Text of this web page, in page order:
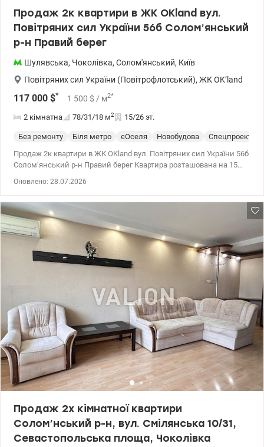
Продаж 2к квартири в ЖК OKland вул.
Повітряних сил України 56б Солом’янський
р-н Правий берег
Шулявська, Чоколівка, Солом'янський, Київ
Повітряних сил України (Повітрофлотський), ЖК OK’land
117 000 $* 1 500 $ / м2*
2 кімнатна 78/31/18 м2 15/26 эт.
Без ремонту Біля метро єОселя Новобудова Спецпроект
Продаж 2к квартири в ЖК OKland вул. Повітряних сил України 56б
Солом’янський р-н Правий берег Квартира розташована на 15
каркасний будинок введений в експлуатацію в 2022 році.
Будинок з автономним опаленням, підземним паркінгом з
ліфтом на 750 місць. Поблизу кілька супермаркетів : Billa , Сільпо,
Novus та АТБ. Дошкільний центр поруч з будинком: дитячий
садок з яслами №146 та дитячий садок «Слов'яночка» — 8
хвилин пішки. Також поряд спорт зали, магазини. Ціна 117 000
у.о. Комісія агенства 5% Віктор 0935705384 valion.ua/1154669
Оновлено: 28.07.2026
Продаж 2х кімнатної квартири
Солом’нський р-н, вул. Смілянська 10/31,
Севастопольська площа, Чоколівка